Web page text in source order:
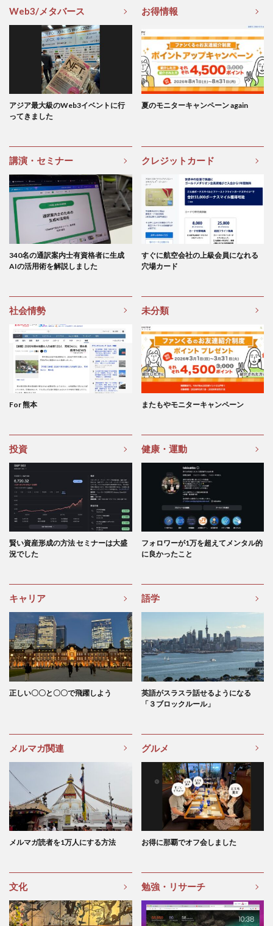
Web3/メタバース
アジア最大級のWeb3イベントに行
ってきました
お得情報
夏のモニターキャンペーン again
講演・セミナー
340名の通訳案内士有資格者に生成
AIの活用術を解説しました
クレジットカード
すぐに航空会社の上級会員になれる
穴場カード
社会情勢
For 熊本
未分類
またもやモニターキャンペーン
投資
賢い資産形成の方法 セミナーは大盛
況でした
健康・運動
フォロワーが1万を超えてメンタル的
に良かったこと
キャリア
正しい〇〇と〇〇で飛躍しよう
語学
英語がスラスラ話せるようになる
「３ブロックルール」
メルマガ関連
メルマガ読者を1万人にする方法
グルメ
お得に那覇でオフ会しました
文化 勉強・リサーチ